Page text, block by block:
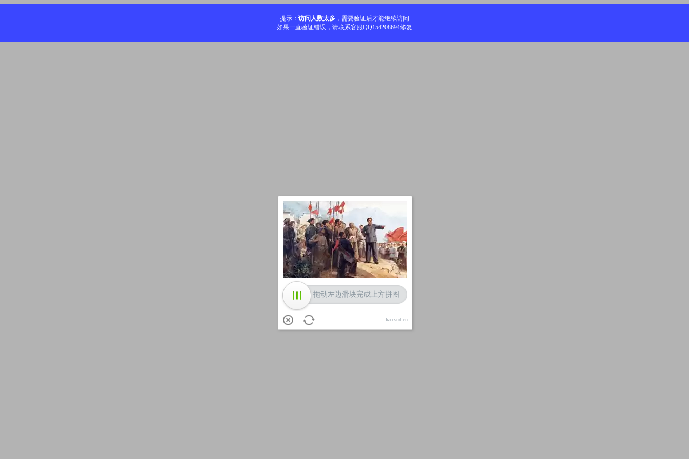
提示： 访问人数太多 ，需要验证后才能继续访问
如果一直验证错误，请联系客服QQ154208694修复
加载中
拖动左边滑块完成上方拼图
hao.sud.cn